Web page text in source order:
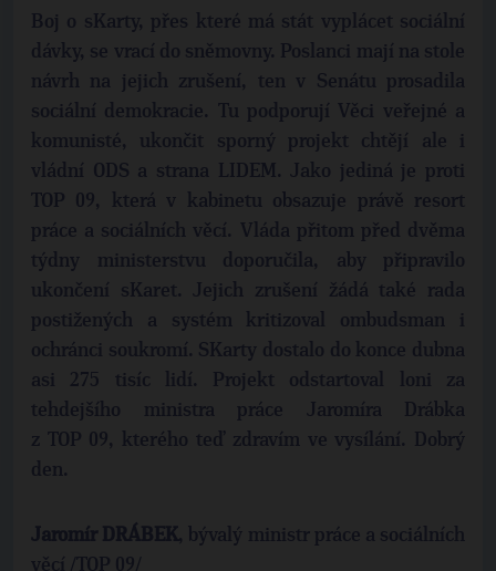
Boj o sKarty, přes které má stát vyplácet sociální
dávky, se vrací do sněmovny. Poslanci mají na stole
návrh na jejich zrušení, ten v Senátu prosadila
sociální demokracie. Tu podporují Věci veřejné a
komunisté, ukončit sporný projekt chtějí ale i
vládní ODS a strana LIDEM. Jako jediná je proti
TOP 09, která v kabinetu obsazuje právě resort
práce a sociálních věcí. Vláda přitom před dvěma
týdny ministerstvu doporučila, aby připravilo
ukončení sKaret. Jejich zrušení žádá také rada
postižených a systém kritizoval ombudsman i
ochránci soukromí. SKarty dostalo do konce dubna
asi 275 tisíc lidí. Projekt odstartoval loni za
tehdejšího ministra práce Jaromíra Drábka
z TOP 09, kterého teď zdravím ve vysílání. Dobrý
den.
Jaromír DRÁBEK, bývalý ministr práce a sociálních
věcí /TOP 09/